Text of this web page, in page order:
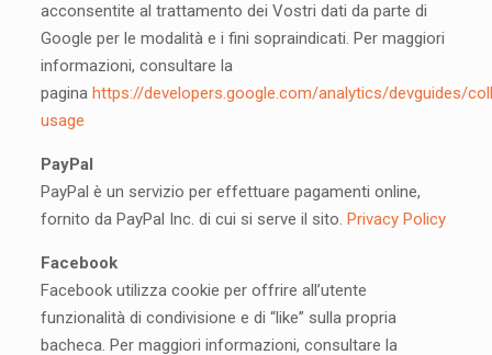
acconsentite al trattamento dei Vostri dati da parte di
Google per le modalità e i fini sopraindicati. Per maggiori
informazioni, consultare la
pagina https://developers.google.com/analytics/devguides/
usage
PayPal
PayPal è un servizio per effettuare pagamenti online,
fornito da PayPal Inc. di cui si serve il sito. Privacy Policy
Facebook
Facebook utilizza cookie per offrire all’utente
funzionalità di condivisione e di “like” sulla propria
bacheca. Per maggiori informazioni, consultare la